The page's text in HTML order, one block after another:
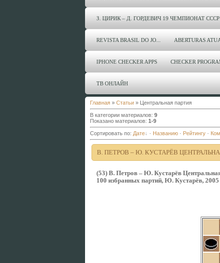
З. ЦИРИК – Д. ГОРДЕВИЧ 19 ЧЕМПИОНАТ СССР
REVISTA BRASIL DO JO... ABERTURAS
IPHONE CHECKER APPS CHECKER
ТВ ОНЛАЙН
Главная » Статьи » Центральная партия
В категории материалов: 9
Показано материалов: 1-9
Сортировать по: Дате · Названию · Рейтингу ·
В. ПЕТРОВ – Ю. КУСТАРЁВ
(53) В. Петров – Ю. Кустарёв
100 избранных партий, Ю. Кустарёв, 2005